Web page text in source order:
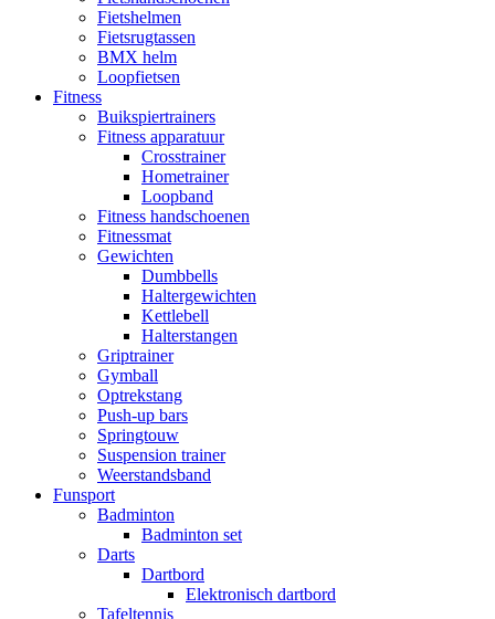
Fietshelmen
Fietsrugtassen
BMX helm
Loopfietsen
Fitness
Buikspiertrainers
Fitness apparatuur
Crosstrainer
Hometrainer
Loopband
Fitness handschoenen
Fitnessmat
Gewichten
Dumbbells
Haltergewichten
Kettlebell
Halterstangen
Griptrainer
Gymball
Optrekstang
Push-up bars
Springtouw
Suspension trainer
Weerstandsband
Funsport
Badminton
Badminton set
Darts
Dartbord
Elektronisch dartbord
Tafeltennis